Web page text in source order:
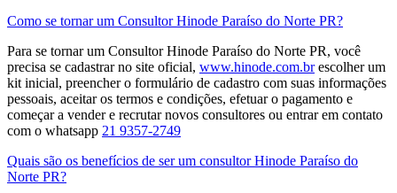
Como se tornar um Consultor Hinode Paraíso do Norte PR?
Para se tornar um Consultor Hinode Paraíso do Norte PR, você
precisa se cadastrar no site oficial, www.hinode.com.brescolher um
kit inicial, preencher o formulário de cadastro com suas informações
pessoais, aceitar os termos e condições, efetuar o pagamento e
começar a vender e recrutar novos consultores​ ou entrar em contato
com o whatsapp 21 9357-2749
Quais são os benefícios de ser um consultor Hinode Paraíso do
Norte PR?